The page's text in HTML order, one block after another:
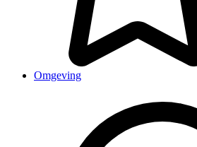
Omgeving